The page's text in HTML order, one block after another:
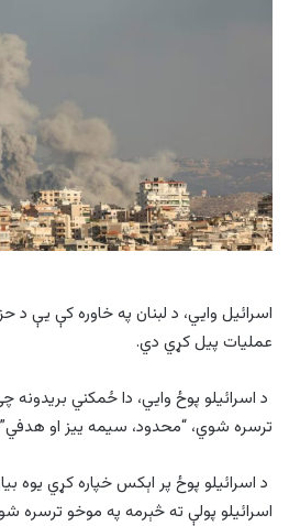
اسرائیل وايي، د لبنان په خاوره کې يې
عمليات پيل کړي دي.
د اسرائیلو پوځ وايي، دا ځمکني بریدونه
ترسره شوي، “محدود، سیمه ییز او
د اسرائيلو پوځ پر اېکس خپاره کړي يوه
اسرائيلو پولې ته څېرمه په موخو